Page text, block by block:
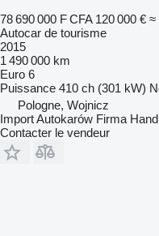
78 690 000 F CFA 120 000 € ≈
Autocar de tourisme
2015
1 490 000 km
Euro 6
Puissance 410 ch (301 kW)
Pologne, Wojnicz
Import Autokarów Firma
Contacter le vendeur